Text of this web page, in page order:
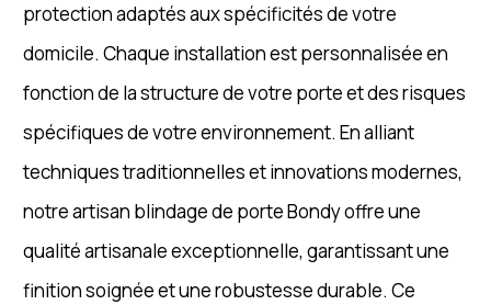
protection adaptés aux spécificités de votre
domicile. Chaque installation est personnalisée en
fonction de la structure de votre porte et des risques
spécifiques de votre environnement. En alliant
techniques traditionnelles et innovations modernes,
notre artisan blindage de porte Bondy offre une
qualité artisanale exceptionnelle, garantissant une
finition soignée et une robustesse durable. Ce